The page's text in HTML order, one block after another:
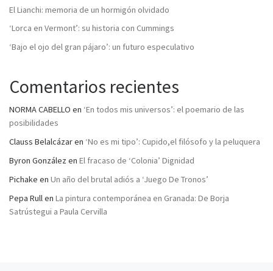
El Lianchi: memoria de un hormigón olvidado
‘Lorca en Vermont’: su historia con Cummings
‘Bajo el ojo del gran pájaro’: un futuro especulativo
Comentarios recientes
NORMA CABELLO en ‘En todos mis universos’: el poemario de las
posibilidades
Clauss Belalcázaren ‘No es mi tipo’: Cupido,el filósofo y la peluquera
Byron González en El fracaso de ‘Colonia’ Dignidad
Pichake en Un año del brutal adiós a ‘Juego De Tronos’
Pepa Rullen La pintura contemporánea en Granada: De Borja
Satrústegui a Paula Cervilla